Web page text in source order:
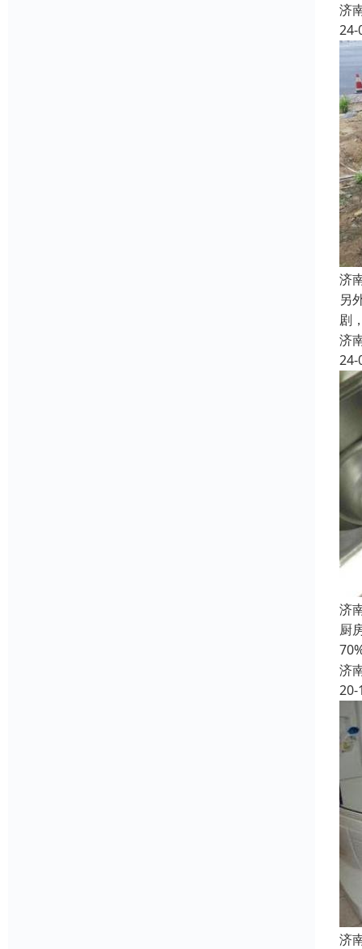
济
24-
济
另
剧
济
24-
济
厨
济
20-
济